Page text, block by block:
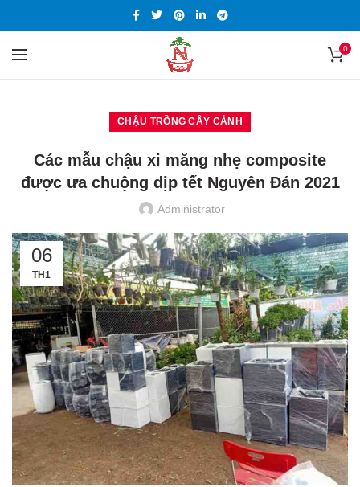
0
CHẬU TRỒNG CÂY CẢNH
Các mẫu chậu xi măng nhẹ composite
được ưa chuộng dịp tết Nguyên Đán 2021
Administrator
06
TH1